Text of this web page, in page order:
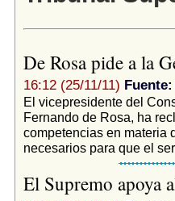
De Rosa pide a la
16:12 (25/11/11)
El vicepresidente del
Fernando de Rosa, ha
competencias en materia
necesarios para que el
El Supremo apoya